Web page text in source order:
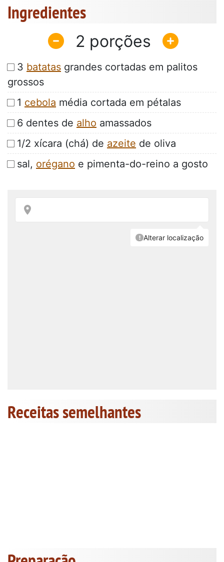
Ingredientes
2
3 batatas grandes cortadas em palitos
grossos
1 cebola média cortada em pétalas
6 dentes de alho amassados
1/2 xícara (chá) de azeite de oliva
sal, orégano e pimenta-do-reino a gosto
Receitas semelhantes